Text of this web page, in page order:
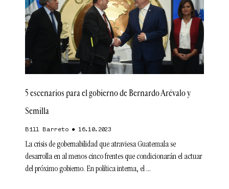
5 escenarios para el gobierno de Bernardo Arévalo y
Semilla
Bill Barreto 16.10.2023
La crisis de gobernabilidad que atraviesa Guatemala se
desarrolla en al menos cinco frentes que condicionarán el actuar
del próximo gobierno. En política interna, el